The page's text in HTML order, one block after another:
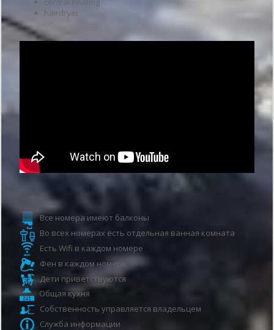
hairdryer
Услуги гостевого дома
Все номера имеют балконы
Во всех номерах есть отдельная ванная комната
Есть Wifi в каждом номере
Фен в каждом номере
Дети приветствуются
Общая кухня
Собственность управляется владельцем
Служба информации